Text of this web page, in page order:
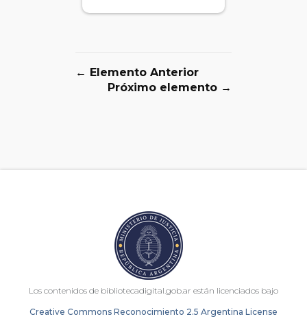
← Elemento Anterior
Próximo elemento →
Los contenidos de bibliotecadigital.gob.ar están licenciados bajo
Creative Commons Reconocimiento 2.5 Argentina License